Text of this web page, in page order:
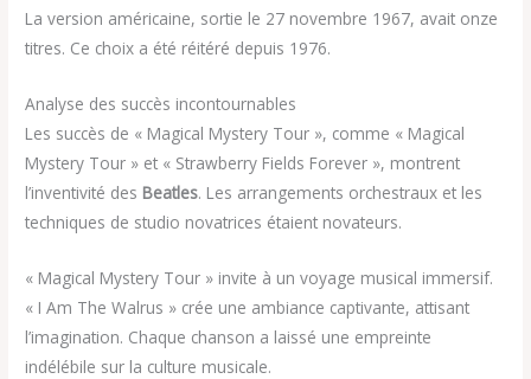
La version américaine, sortie le 27 novembre 1967, avait onze
titres. Ce choix a été réitéré depuis 1976.
Analyse des succès incontournables
Les succès de « Magical Mystery Tour », comme « Magical
Mystery Tour » et « Strawberry Fields Forever », montrent
l’inventivité des Beatles. Les arrangements orchestraux et les
techniques de studio novatrices étaient novateurs.
« Magical Mystery Tour » invite à un voyage musical immersif.
« I Am The Walrus » crée une ambiance captivante, attisant
l’imagination. Chaque chanson a laissé une empreinte
indélébile sur la culture musicale.